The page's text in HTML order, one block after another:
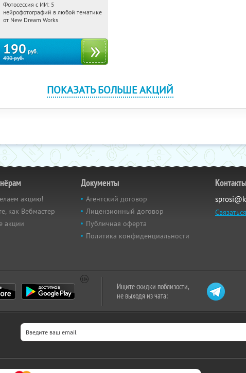
07:55:31
Россия
Фотосессия с ИИ: 5
нейрофотографий в любой тематике
от New Dream Works
190 руб.
490руб.
ПОКАЗАТЬ БОЛЬШЕ АКЦИЙ
акцию!
как Вебмастер
акции
Документы
Агентский договор
Лицензионный договор
Публичная оферта
Политика конфиденциальности
Контакты
Ищите скидки поблизости,
не выходя из чата: